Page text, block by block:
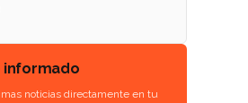
informado
noticias directamente en tu